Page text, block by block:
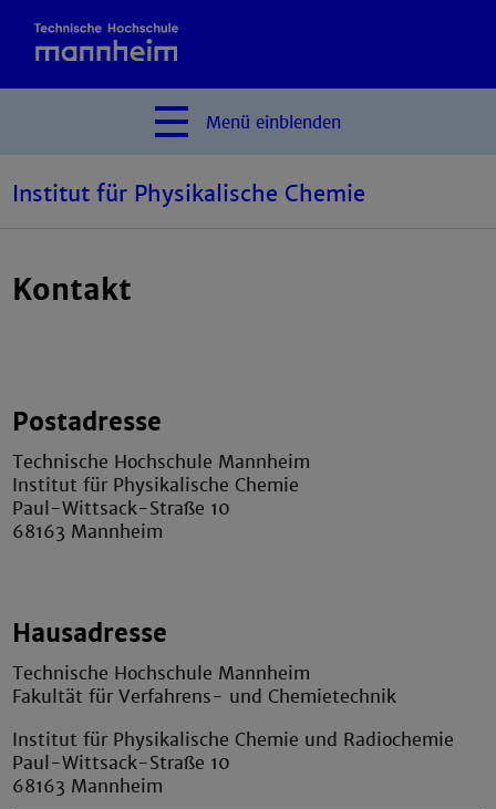
Menü einblenden
Institut für Physikalische Chemie
Kontakt
Postadresse
Technische Hochschule Mannheim
Institut für Physikalische Chemie
Paul-Wittsack-Straße 10
68163 Mannheim
Hausadresse
Technische Hochschule Mannheim
Fakultät für Verfahrens- und Chemietechnik
Institut für Physikalische Chemie und Radiochemie
Paul-Wittsack-Straße 10
68163 Mannheim